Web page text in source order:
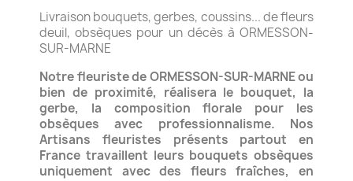
Livraison bouquets, gerbes, coussins... de fleurs
deuil, obsèques pour un décès à ORMESSON-
SUR-MARNE
Notre fleuriste de ORMESSON-SUR-MARNE ou
bien de proximité, réalisera le bouquet, la
gerbe, la composition florale pour les
obsèques avec professionnalisme. Nos
Artisans fleuristes présents partout en
France travaillent leurs bouquets obsèques
uniquement avec des fleurs fraîches, en